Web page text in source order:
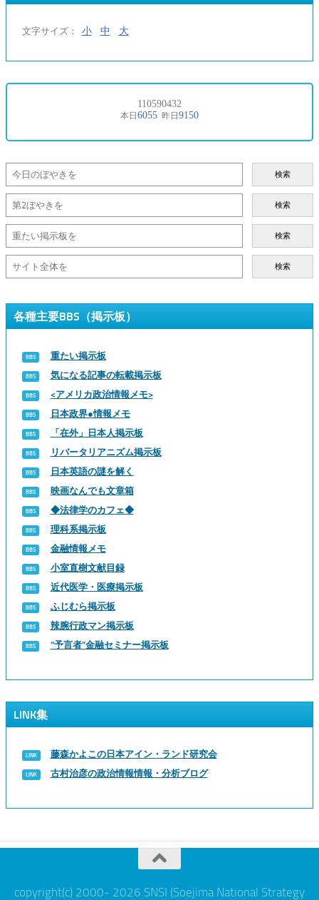
文字サイズ： 小 中 大
検索
検索
検索
検索
各種主要BBS（掲示板）
重たい掲示板
気になる記事の転載掲示板
<アメリカ政治情報メモ>
日本政界●情報メモ
「在外」日本人掲示板
リバータリアニズム掲示板
日本英語の謎を解く
映画なんでも文章箱
◆法律学のカフェ◆
理科系掲示板
金融情報メモ
小室直樹文献目録
近代医学・医療掲示板
ふじむら掲示板
辣腕行政マン掲示板
“予言者”金融セミナー掲示板
LINK集
藤森かよこの日本アイン・ランド研究会
古村治彦の政治情報情報・分析ブログ
copyright(c) 2000- 2026 SNSI (Soejima National Strategy